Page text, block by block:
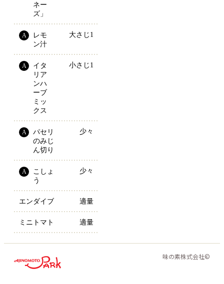
ネー
ズ」
A
レモ
ン汁
大さじ1
A
イタ
リア
ンハ
ーブ
ミッ
クス
小さじ1
A
パセリ
のみじ
ん切り
少々
A
こしょ
う
少々
エンダイブ 適量
ミニトマト 適量
味の素株式会社©